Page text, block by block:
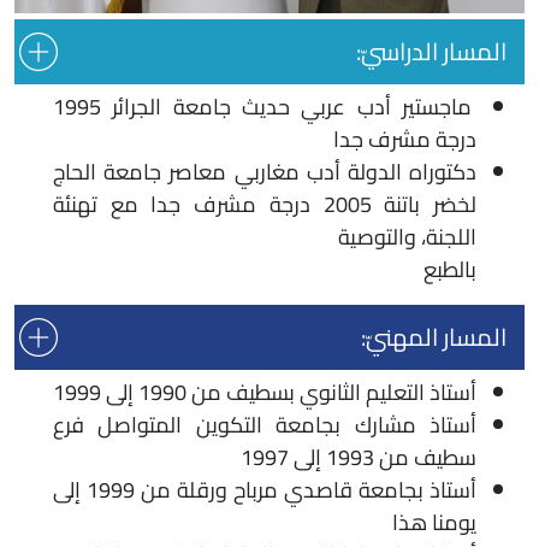
المسار الدراسيّ:
ماجستير أدب عربي حديث جامعة الجرائر 1995
درجة مشرف جدا
دكتوراه الدولة أدب مغاربي معاصر جامعة الحاج
لخضر باتنة 2005 درجة مشرف جدا مع تهنئة
اللجنة، والتوصية
بالطبع
المسار المهنيّ:
أستاذ التعليم الثانوي بسطيف من 1990 إلى 1999
أستاذ مشارك بجامعة التكوين المتواصل فرع
سطيف من 1993 إلى 1997
أستاذ بجامعة قاصدي مرباح ورقلة من 1999 إلى
يومنا هذا